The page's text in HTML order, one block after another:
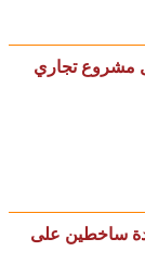
مشروع تجاري
ساخطين على